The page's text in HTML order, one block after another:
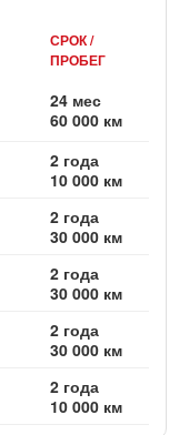
СРОК /
ПРОБЕГ
24 мес
60 000 км
2 года
10 000 км
2 года
30 000 км
2 года
30 000 км
2 года
30 000 км
2 года
10 000 км